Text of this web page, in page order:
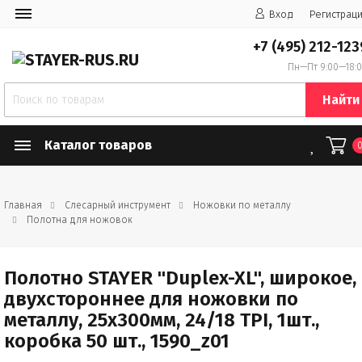
Вход
+7 (495) 212-
Пн—Пт
Найти
Каталог товаров
Главная Слесарный инструмент
Ножовки по металлу
Полотна для ножовок
Полотно STAYER "Duplex-XL", широкое,
двухстороннее для ножовки по
металлу, 25x300мм, 24/18 TPI, 1шт.,
коробка 50 шт., 1590_z01